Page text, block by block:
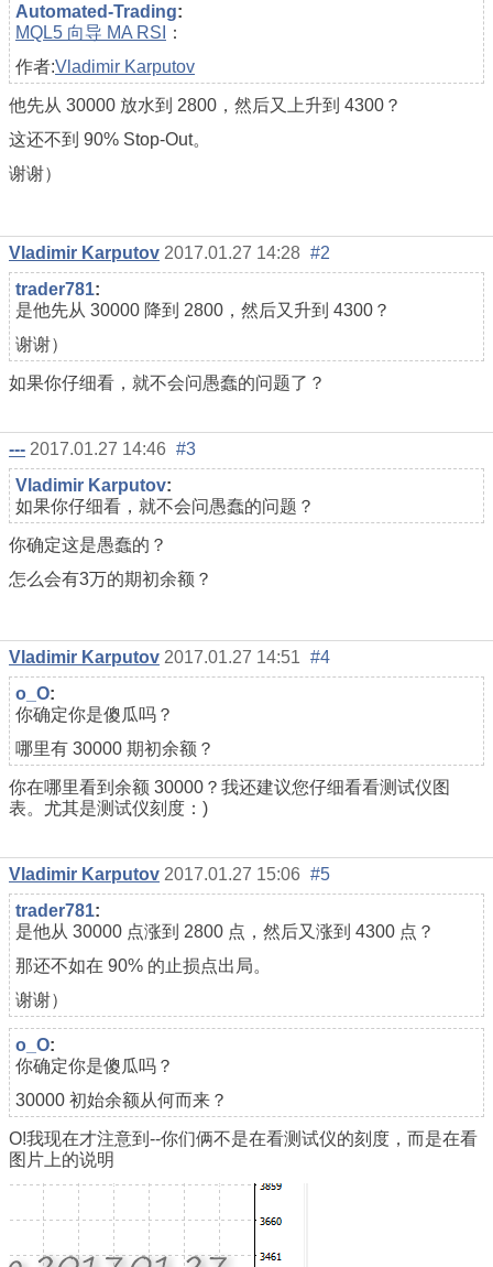
Automated-Trading:
MQL5 向导 MA RSI
：
作者:Vladimir Karputov
他先从 30000 放水到 2800，然后又上升到 4300？
这还不到 90% Stop-Out。
谢谢）
Vladimir Karputov 2017.01.27 14:28 #2
trader781:
是他先从 30000 降到 2800，然后又升到 4300？
谢谢）
如果你仔细看，就不会问愚蠢的问题了？
--- 2017.01.27 14:46 #3
Vladimir Karputov:
如果你仔细看，就不会问愚蠢的问题？
你确定这是愚蠢的？
怎么会有3万的期初余额？
Vladimir Karputov 2017.01.27 14:51 #4
o_O:
你确定你是傻瓜吗？
哪里有 30000 期初余额？
你在哪里看到余额 30000？我还建议您仔细看看测试仪图
表。尤其是测试仪刻度：)
Vladimir Karputov 2017.01.27 15:06 #5
trader781:
是他从 30000 点涨到 2800 点，然后又涨到 4300 点？
那还不如在 90% 的止损点出局。
谢谢）
o_O:
你确定你是傻瓜吗？
30000 初始余额从何而来？
О!我现在才注意到--你们俩不是在看测试仪的刻度，而是在看
图片上的说明